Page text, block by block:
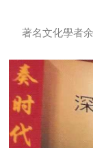
著名文化學者